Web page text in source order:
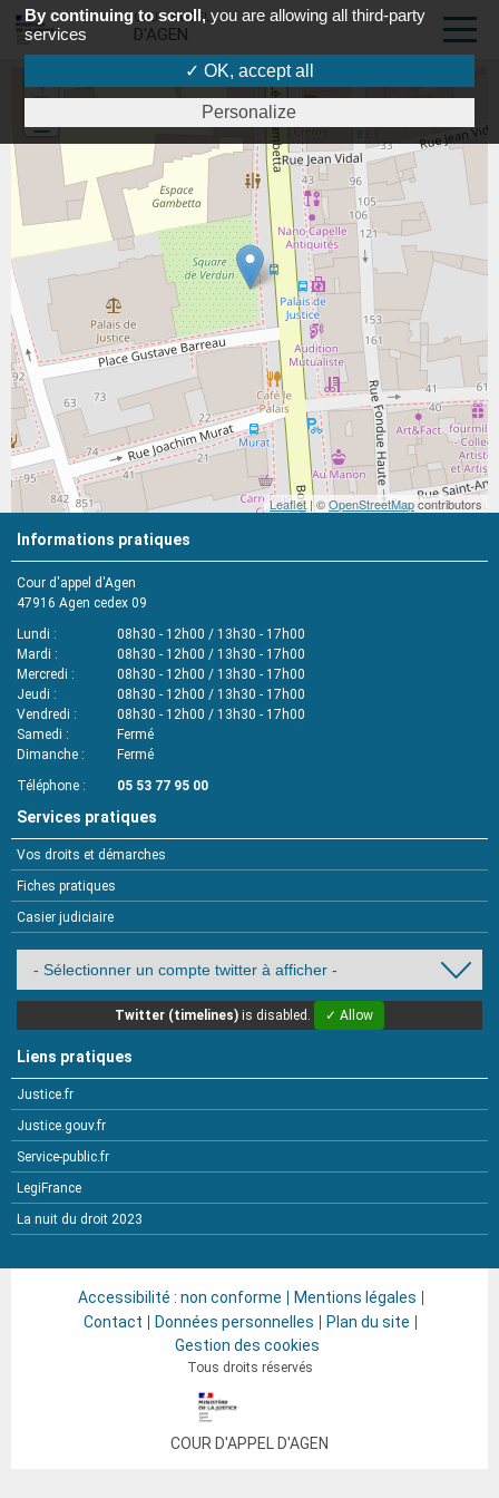
COUR D'APPEL
D'AGEN
+
-
Leaflet | ©OpenStreetMapcontributors
Informations pratiques
Cour d'appel d'Agen
47916 Agen cedex 09
Lundi
08h30 - 12h00 / 13h30 - 17h00
Mardi
08h30 - 12h00 / 13h30 - 17h00
Mercredi
08h30 - 12h00 / 13h30 - 17h00
Jeudi
08h30 - 12h00 / 13h30 - 17h00
Vendredi
08h30 - 12h00 / 13h30 - 17h00
Samedi
Fermé
Dimanche
Fermé
Téléphone
05 53 77 95 00
Services pratiques
Vos droits et démarches
Fiches pratiques
Casier judiciaire
Twitter (timelines) is disabled. ✓ Allow
Liens pratiques
Justice.fr
Justice.gouv.fr
Service-public.fr
LegiFrance
La nuit du droit 2023
COUR D'APPEL D'AGEN
Accessibilité : non conforme
Mentions légales
Contact
Données personnelles
Plan du site
Gestion des cookies
Tous droits réservés
By continuing to scroll, you are allowing all third-party
services
✓ OK, accept all
Personalize